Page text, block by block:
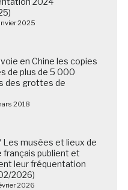
2025
en Chine les copies
de plus de 5 000
des grottes de
2018
Les musées et lieux de
français publient et
leur fréquentation
2026)
2026